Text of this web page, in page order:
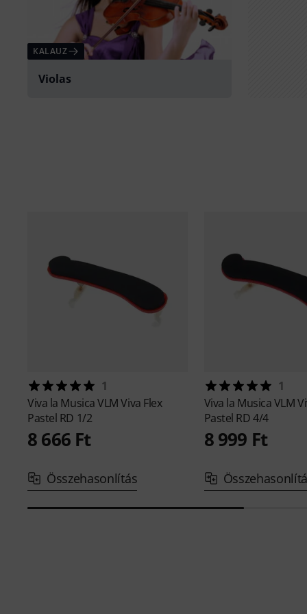
KALAUZ
Violas
1
Viva la MusicaVLM Viva Flex
Pastel RD 1/2
8 666 Ft
Összehasonlítás
1
Viva la MusicaVLM
Pastel RD 4/4
8 999 Ft